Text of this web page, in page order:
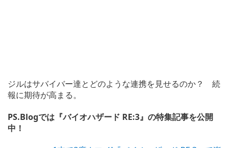
ジルはサバイバー達とどのような連携を見せるのか？ 続
報に期待が高まる。
PS.Blogでは『バイオハザード RE:3』の特集記事を公開
中！